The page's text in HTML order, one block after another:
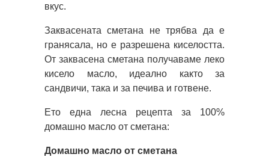
вкус.
Заквасената сметана не трябва да е
гранясала, но е разрешена киселостта.
От заквасена сметана получаваме леко
кисело масло, идеално както за
сандвичи, така и за печива и готвене.
Ето една лесна рецепта за 100%
домашно масло от сметана:
Домашно масло от сметана